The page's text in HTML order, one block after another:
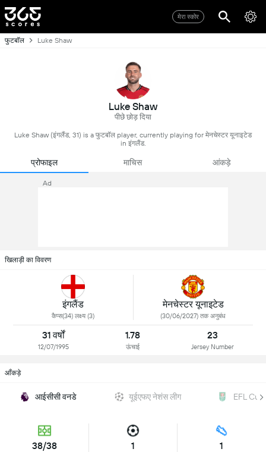
मेरा स्कोर
फुटबॉल Luke Shaw
Luke Shaw
पीछे छोड़ दिया
Luke Shaw (इंगलैंड, 31) is a फुटबॉल player, currently playing for मेनचेस्टर यूनाइटेड
in इंगलैंड.
प्रोफाइल माचिस आंकड़े
Ad
खिलाड़ी का विवरण
इंगलैंड
कैप्स(34) लक्ष्य (3)
मेनचेस्टर यूनाइटेड
(30/06/2027) तक अनुबंध
31 वर्षों
12/07/1995
1.78
ऊंचाई
23
Jersey Number
आँकड़े
आईसीसी वनडे यूईएफए नेशंस लीग EFL Cup
38/38 1 1